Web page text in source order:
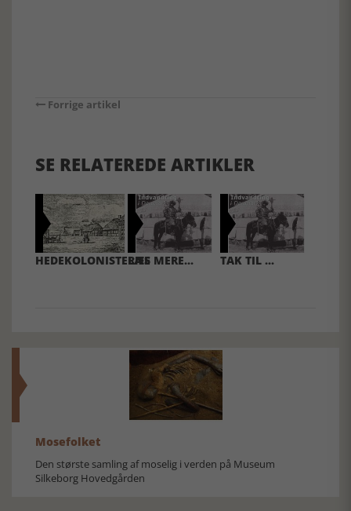
Forrige artikel
SE RELATEREDE ARTIKLER
HEDEKOLONISTERNELÆS MERE... TAK TIL ...
Mosefolket
Den største samling af moselig i verden på Museum
Silkeborg Hovedgården